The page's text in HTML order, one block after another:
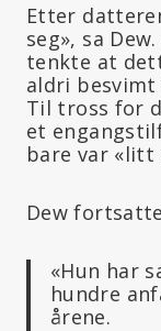
Etter
seg», sa
tenkte at
aldri besvimt
Til tross for
et
bare var «litt
Dew
«Hun har
hundre
årene.